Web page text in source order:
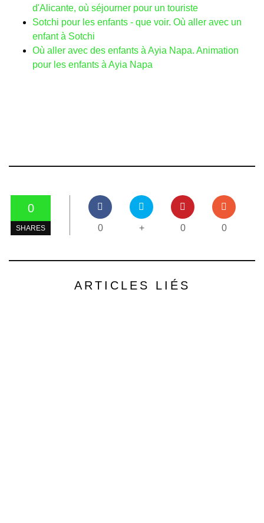
d'Alicante, où séjourner pour un touriste
Sotchi pour les enfants - que voir. Où aller avec un
enfant à Sotchi
Où aller avec des enfants à Ayia Napa. Animation
pour les enfants à Ayia Napa
0
SHARES 0 + 0 0
ARTICLES LIÉS